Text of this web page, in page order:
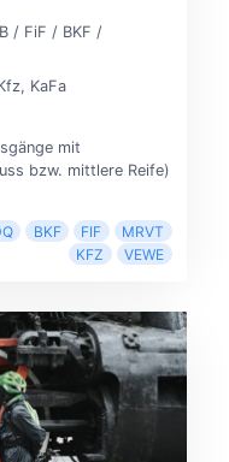
/ FiF / BKF /
KaFa
mit
bzw. mittlere Reife)
BKF FIF
MRVT
KFZ
VEWE